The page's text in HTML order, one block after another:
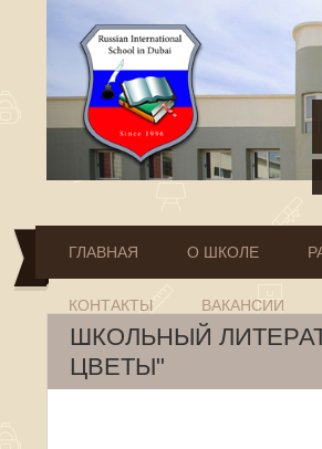
ГЛАВНАЯ О ШКОЛЕ
КОНТАКТЫ ВАКАНСИИ
ШКОЛЬНЫЙ
ЦВЕТЫ"